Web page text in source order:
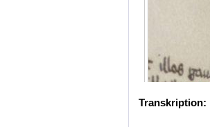
Transkription: